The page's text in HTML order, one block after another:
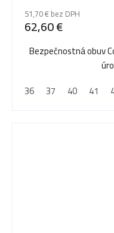
51,70 € bez DPH
62,60 €
Bezpečnostná obuv
36
37 40 41